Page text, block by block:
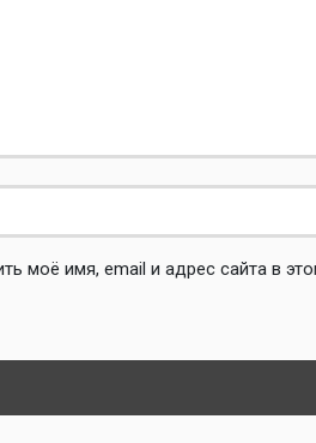
моё имя, email и адрес сайта в